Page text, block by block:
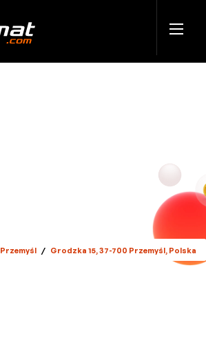
Przemyśl / Grodzka 15, 37-700 Przemyśl, Polska